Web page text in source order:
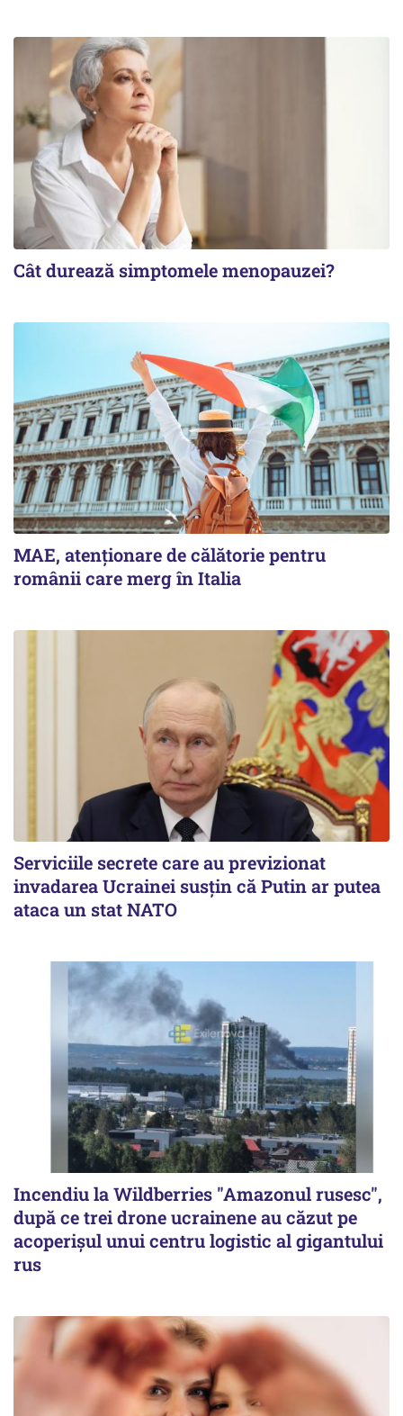
Cât durează simptomele menopauzei?
MAE, atenționare de călătorie pentru
românii care merg în Italia
Serviciile secrete care au previzionat
invadarea Ucrainei susțin că Putin ar putea
ataca un stat NATO
Incendiu la Wildberries "Amazonul rusesc",
după ce trei drone ucrainene au căzut pe
acoperişul unui centru logistic al gigantului
rus